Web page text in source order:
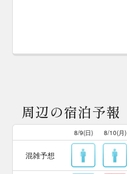
周辺の宿泊予報
8/9(日) 8/10(月)
混雑予想